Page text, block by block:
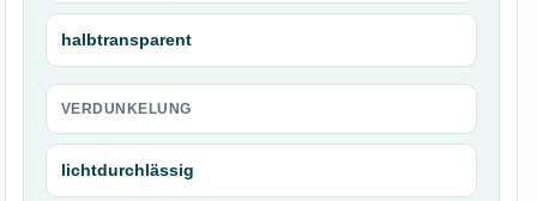
halbtransparent
VERDUNKELUNG
lichtdurchlässig